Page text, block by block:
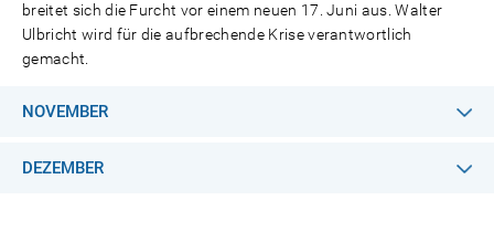
breitet sich die Furcht vor einem neuen 17. Juni aus. Walter
Ulbricht wird für die aufbrechende Krise verantwortlich
gemacht.
NOVEMBER
DEZEMBER